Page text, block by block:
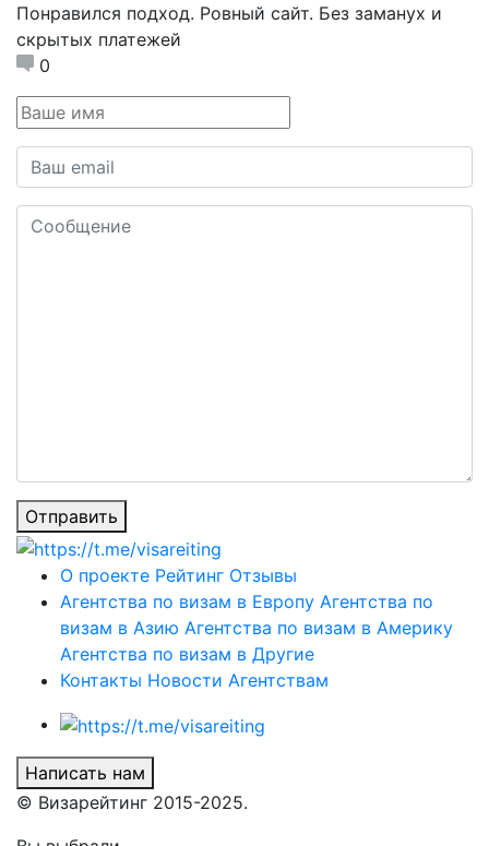
Понравился подход. Ровный сайт. Без заманух и
скрытых платежей
0
Отправить
О проекте Рейтинг Отзывы
Агентства по визам в Европу Агентства по
визам в Азию Агентства по визам в Америку
Агентства по визам в Другие
Контакты Новости Агентствам
Написать нам
© Визарейтинг 2015-2025.